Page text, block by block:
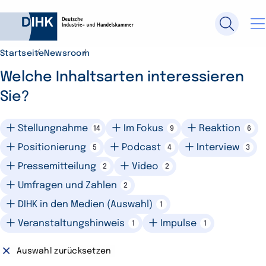
Durchsuchen Sie DIHK.de
StartseiteNewsroom
Welche Inhaltsarten interessieren
Sie?
Stellungnahme 14 Im Fokus 9 Reaktion 6
Positionierung 5 Podcast 4 Interview 3
Pressemitteilung 2 Video 2
Umfragen und Zahlen 2
DIHK in den Medien (Auswahl) 1
Veranstaltungshinweis 1 Impulse 1
Auswahl zurücksetzen